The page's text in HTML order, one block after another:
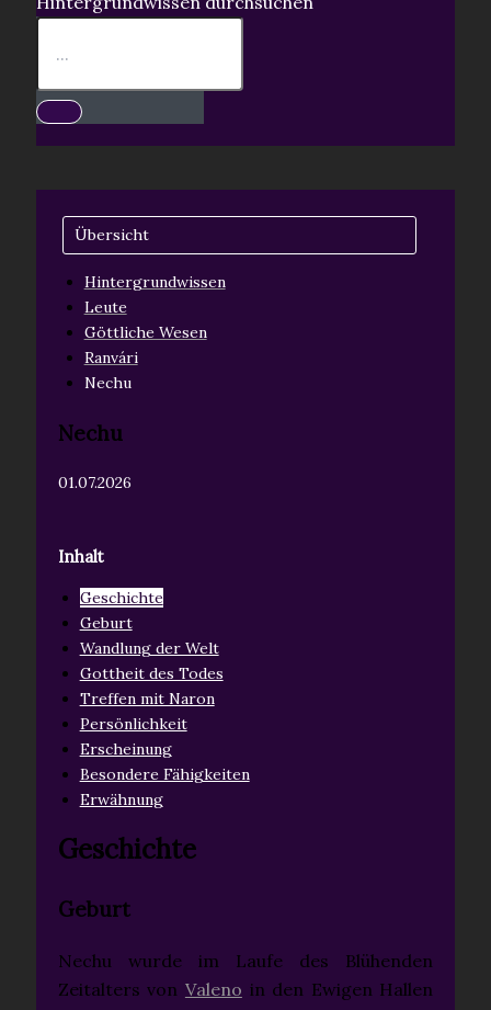
Übersicht
Hintergrundwissen
Leute
Göttliche Wesen
Ranvári
Nechu
Nechu
01.07.2026
Inhalt
Geschichte
Geburt
Wandlung der Welt
Gottheit des Todes
Treffen mit Naron
Persönlichkeit
Erscheinung
Besondere Fähigkeiten
Erwähnung
Geschichte
Geburt
Nechu wurde im Laufe des Blühenden
Zeitalters von Valeno in den Ewigen Hallen